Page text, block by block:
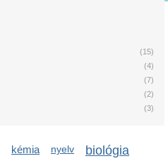
(15)
(4)
(7)
(2)
(3)
kémia nyelv biológia